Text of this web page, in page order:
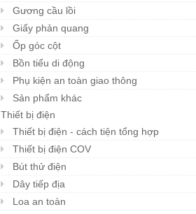
Gương cầu lồi
Giấy phản quang
Ốp góc cột
Bồn tiểu di động
Phụ kiện an toàn giao thông
Sản phẩm khác
Thiết bị điện
Thiết bị điện - cách tiện tổng hợp
Thiết bị điện COV
Bút thử điện
Dây tiếp địa
Loa an toàn